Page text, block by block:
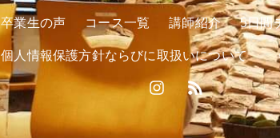
卒業生の声 コース一覧 講師紹介 5日間
個人情報保護方針ならびに取扱いについて
I
n
t
R
s
s